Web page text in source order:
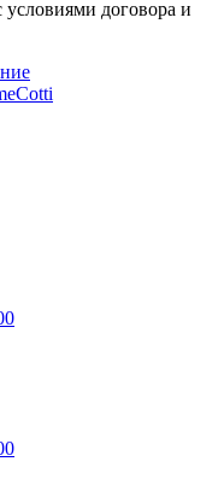
условиями договора и